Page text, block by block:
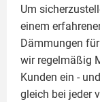
Um
einem
Dämmungen
wir regelmäßig
Kunden ein -
gleich bei jeder